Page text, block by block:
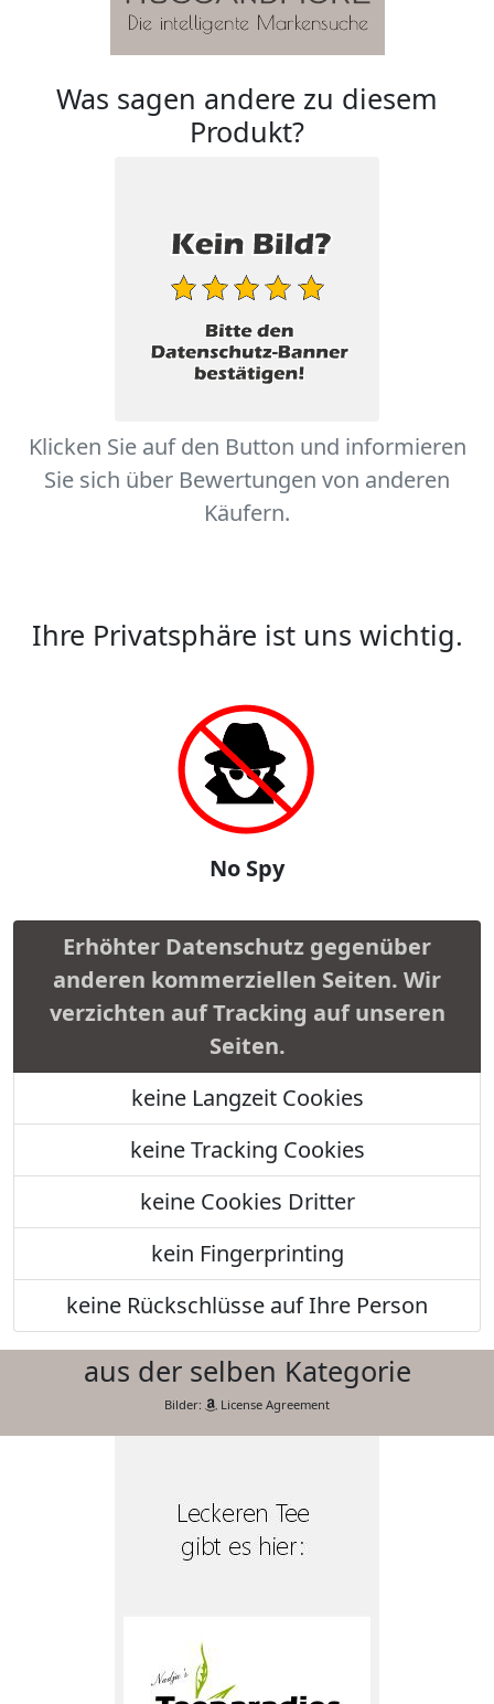
Was sagen andere zu diesem
Produkt?
Klicken Sie auf den Button und informieren
Sie sich über Bewertungen von anderen
Käufern.
Ihre Privatsphäre ist uns wichtig.
No Spy
Erhöhter Datenschutz gegenüber
anderen kommerziellen Seiten. Wir
verzichten auf Tracking auf unseren
Seiten.
keine Langzeit Cookies
keine Tracking Cookies
keine Cookies Dritter
kein Fingerprinting
keine Rückschlüsse auf Ihre Person
aus der selben Kategorie
Bilder: License Agreement